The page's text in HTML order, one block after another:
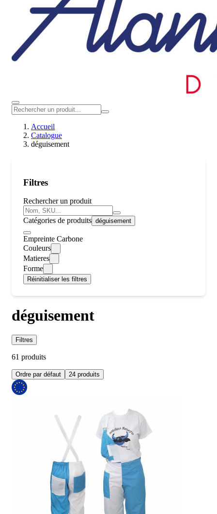
Accueil
Catalogue
déguisement
Filtres
Rechercher un produit
Catégories de produits déguisement
Empreinte Carbone
Couleurs
Matieres
Forme
Réinitialiser les filtres
déguisement
Filtres
61 produits
Ordre par défaut 24 produits